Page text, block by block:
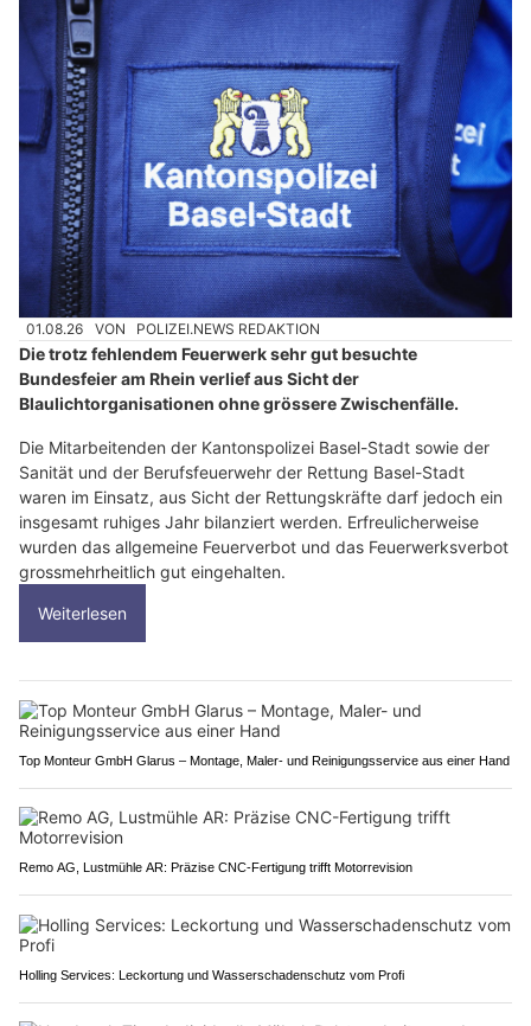
01.08.26 VON POLIZEI.NEWS REDAKTION
Die trotz fehlendem Feuerwerk sehr gut besuchte
Bundesfeier am Rhein verlief aus Sicht der
Blaulichtorganisationen ohne grössere Zwischenfälle.
Die Mitarbeitenden der Kantonspolizei Basel-Stadt sowie der
Sanität und der Berufsfeuerwehr der Rettung Basel-Stadt
waren im Einsatz, aus Sicht der Rettungskräfte darf jedoch ein
insgesamt ruhiges Jahr bilanziert werden. Erfreulicherweise
wurden das allgemeine Feuerverbot und das Feuerwerksverbot
grossmehrheitlich gut eingehalten.
Weiterlesen
Top Monteur GmbH Glarus – Montage, Maler- und Reinigungsservice aus einer Hand
Remo AG, Lustmühle AR: Präzise CNC-Fertigung trifft Motorrevision
Holling Services: Leckortung und Wasserschadenschutz vom Profi